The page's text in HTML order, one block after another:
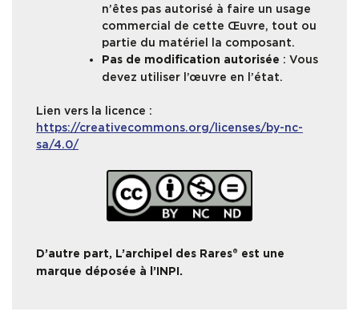
n’êtes pas autorisé à faire un usage
commercial de cette Œuvre, tout ou
partie du matériel la composant.
Pas de modification autorisée : Vous
devez utiliser l’œuvre en l’état.
Lien vers la licence :
https://creativecommons.org/licenses/by-nc-
sa/4.0/
D’autre part, L’archipel des Rares® est une
marque déposée à l’INPI.